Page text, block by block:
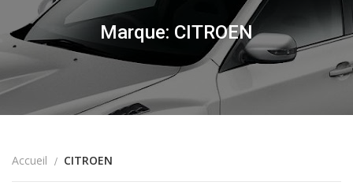
Marque: CITROEN
Accueil CITROEN